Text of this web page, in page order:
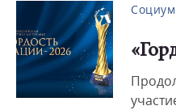
Социум